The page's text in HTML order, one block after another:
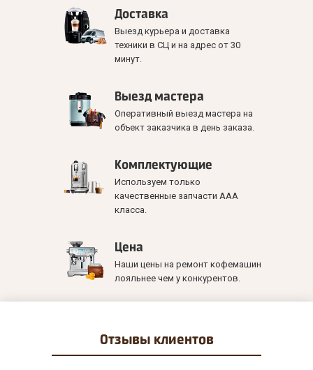
Доставка
Выезд курьера и доставка
техники в СЦ и на адрес от 30
минут.
Выезд мастера
Оперативный выезд мастера на
объект заказчика в день заказа.
Комплектующие
Используем только
качественные запчасти ААА
класса.
Цена
Наши цены на ремонт кофемашин
лояльнее чем у конкурентов.
Отзывы клиентов